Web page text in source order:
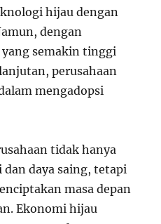
hijau dengan
dengan
semakin tinggi
perusahaan
mengadopsi
tidak hanya
daya saing, tetapi
masa depan
Ekonomi hijau